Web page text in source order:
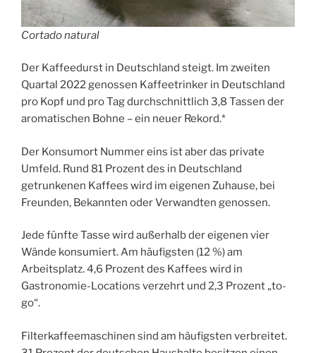
Cortado natural
Der Kaffeedurst in Deutschland steigt. Im zweiten
Quartal 2022 genossen Kaffeetrinker in Deutschland
pro Kopf und pro Tag durchschnittlich 3,8 Tassen der
aromatischen Bohne – ein neuer Rekord.*
Der Konsumort Nummer eins ist aber das private
Umfeld. Rund 81 Prozent des in Deutschland
getrunkenen Kaffees wird im eigenen Zuhause, bei
Freunden, Bekannten oder Verwandten genossen.
Jede fünfte Tasse wird außerhalb der eigenen vier
Wände konsumiert. Am häufigsten (12 %) am
Arbeitsplatz. 4,6 Prozent des Kaffees wird in
Gastronomie-Locations verzehrt und 2,3 Prozent „to-
go“.
Filterkaffeemaschinen sind am häufigsten verbreitet.